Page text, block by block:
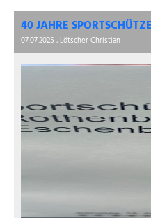
07.07.2025 , Lötscher Christian